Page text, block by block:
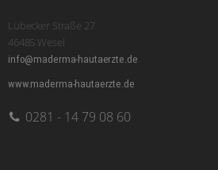
Lübecker Straße 27
46485 Wesel
info@maderma-hautaerzte.de
www.maderma-hautaerzte.de
0281 - 14 79 08 60